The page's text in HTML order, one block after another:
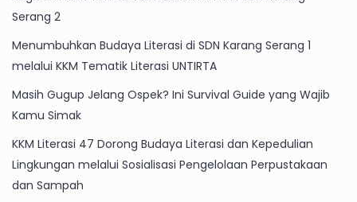
Serang 2
Menumbuhkan Budaya Literasi di SDN Karang Serang 1
melalui KKM Tematik Literasi UNTIRTA
Masih Gugup Jelang Ospek? Ini Survival Guide yang Wajib
Kamu Simak
KKM Literasi 47 Dorong Budaya Literasi dan Kepedulian
Lingkungan melalui Sosialisasi Pengelolaan Perpustakaan
dan Sampah